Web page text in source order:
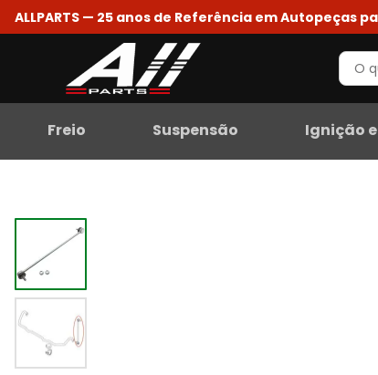
ALLPARTS — 25 anos de Referência em Autopeças
Freio Suspensão Ignição